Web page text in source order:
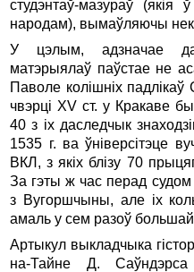
студэнтаў-мазураў
народам), вымаўляючы
У цэлым, адзначае
матэрыялаў паўстае не
Паволе колiшнiх падлiкаў
чвэрцi ХV ст. у Кракаве
40 з iх даследчык
1535 г. ва ўнiверсiтэце
ВКЛ, з якiх блiзу 70
За гэты ж час перад судом
з Вугоршчыны, але iх
амаль у сем разоў
Артыкул выкладчыка
на-Тайне Д. Саўндэрса